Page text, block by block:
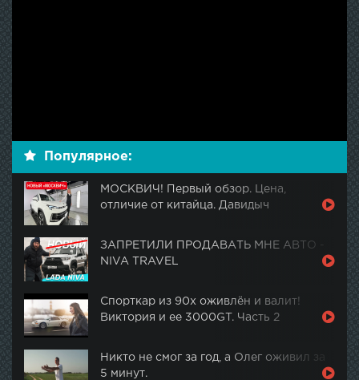
Популярное:
МОСКВИЧ! Первый обзор. Цена,
отличие от китайца. Давидыч
ЗАПРЕТИЛИ ПРОДАВАТЬ МНЕ АВТО -
NIVA TRAVEL
Спорткар из 90х оживлён и валит!
Виктория и ее 3000GT. Часть 2
Никто не смог за год, а Олег оживил за
5 минут.